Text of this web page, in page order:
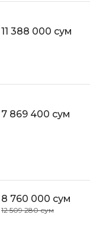
11 388 000 сум
7 869 400 сум
8 760 000 сум
12 509 280 сум